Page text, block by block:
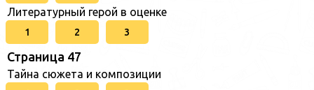
Литературный герой в оценке
1 2 3
Страница 47
Тайна сюжета и композиции